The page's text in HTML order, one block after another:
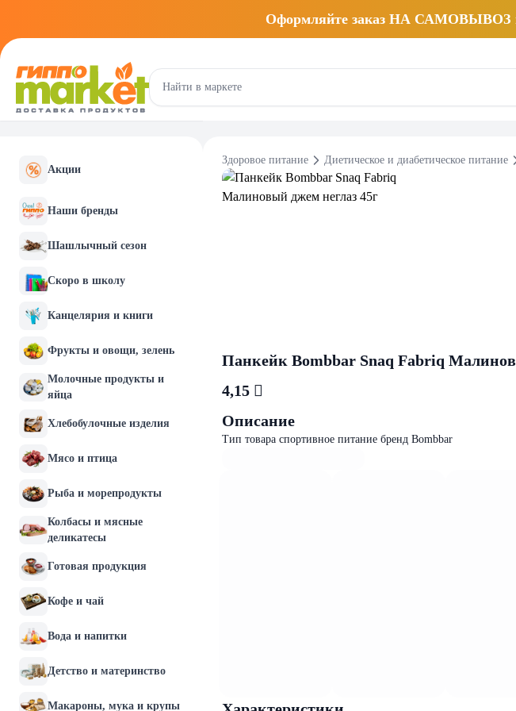
Оформляйте заказ НА САМОВЫВОЗ
Акции
Наши бренды
Шашлычный сезон
Скоро в школу
Канцелярия и книги
Фрукты и овощи, зелень
Молочные продукты и
яйца
Хлебобулочные изделия
Мясо и птица
Рыба и морепродукты
Колбасы и мясные
деликатесы
Готовая продукция
Кофе и чай
Вода и напитки
Детство и материнство
Макароны, мука и крупы
Здоровое питание Диетическое и диабетическое питание
Панкейк Bombbar Snaq Fabriq
4,15 
Описание
Тип товара спортивное питание бренд Bombbar